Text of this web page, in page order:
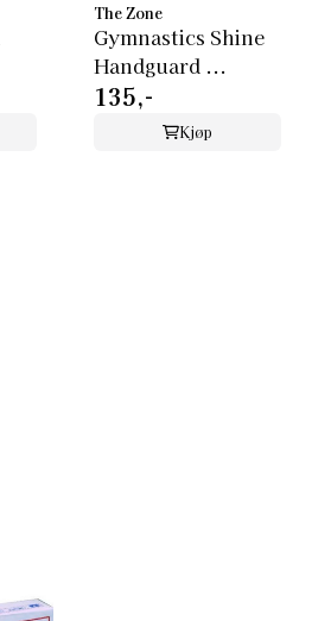
The Zone
Gymnastics Shine
Handguard ...
135,-
Kjøp